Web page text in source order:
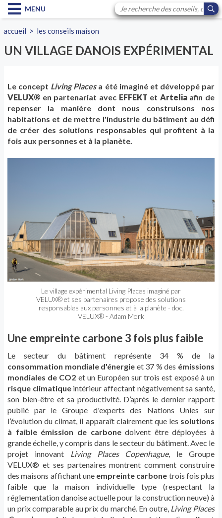
MENU
accueil > les conseils maison
UN VILLAGE DANOIS EXPÉRIMENTAL
Le concept Living Placesa été imaginé et développé par
VELUX® en partenariat avec EFFEKT et Arteliaafin de
repenser la manière dont nous construisons nos
habitations et de mettre l'industrie du bâtiment au défi
de créer des solutions responsables qui profitent à la
fois aux personnes et à la planète.
Le village expérimental Living Places imaginé par
VELUX® et ses partenaires propose des solutions
responsables aux personnes et à la planète - doc.
VELUX® - Adam Mork
Une empreinte carbone 3 fois plus faible
Le secteur du bâtiment représente 34 % de la
consommation mondiale d'énergie et 37 % des émissions
mondiales de CO2 et un Européen sur trois est exposé à un
risque climatiqueintérieur affectant négativement sa santé,
son bien-être et sa productivité. D’après le dernier rapport
publié par le Groupe d'experts des Nations Unies sur
l’évolution du climat, il apparaît clairement que les solutions
à faible émission de carbonedoivent être déployées à
grande échelle, y compris dans le secteur du bâtiment. Avec le
projet innovant Living Places Copenhague, le Groupe
VELUX® et ses partenaires montrent comment construire
des maisons affichant une empreinte carbone trois fois plus
faible que la maison individuelle type (respectant la
réglementation danoise actuelle pour la construction neuve) à
un prix comparable au prix du marché. En outre, Living Places